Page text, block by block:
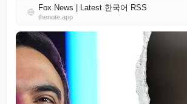
Fox News | Latest 한국어 RSS
thenote.app